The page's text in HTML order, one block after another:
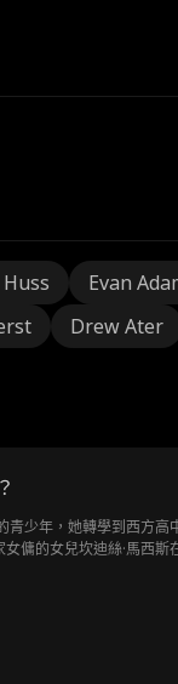
Evan
Drew Ater
青少年，她轉學到西方
傭的女兒坎迪絲·馬西